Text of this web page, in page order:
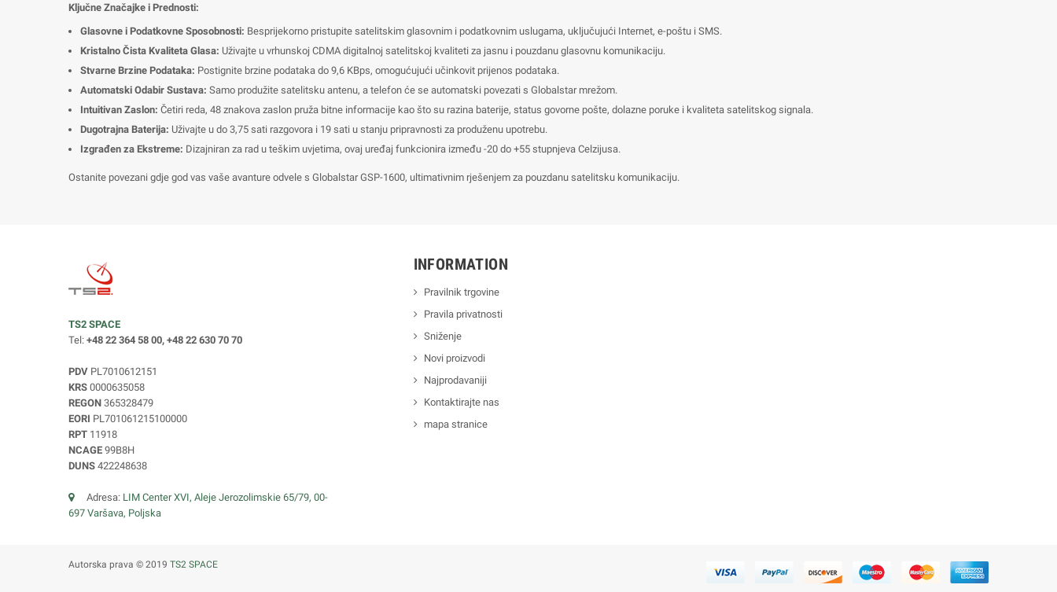
Ključne Značajke i Prednosti:
Glasovne i Podatkovne Sposobnosti: Besprijekorno pristupite satelitskim glasovnim i podatkovnim uslugama, uključujući Internet, e-poštu i SMS.
Kristalno Čista Kvaliteta Glasa: Uživajte u vrhunskoj CDMA digitalnoj satelitskoj kvaliteti za jasnu i pouzdanu glasovnu komunikaciju.
Stvarne Brzine Podataka: Postignite brzine podataka do 9,6 KBps, omogućujući učinkovit prijenos podataka.
Automatski Odabir Sustava: Samo produžite satelitsku antenu, a telefon će se automatski povezati s Globalstar mrežom.
Intuitivan Zaslon: Četiri reda, 48 znakova zaslon pruža bitne informacije kao što su razina baterije, status govorne pošte, dolazne poruke i kvaliteta satelitskog signala.
Dugotrajna Baterija: Uživajte u do 3,75 sati razgovora i 19 sati u stanju pripravnosti za produženu upotrebu.
Izgrađen za Ekstreme: Dizajniran za rad u teškim uvjetima, ovaj uređaj funkcionira između -20 do +55 stupnjeva Celzijusa.
Ostanite povezani gdje god vas vaše avanture odvele s Globalstar GSP-1600, ultimativnim rješenjem za pouzdanu satelitsku komunikaciju.
TS2 SPACE
Tel: +48 22 364 58 00, +48 22 630 70 70
PDV PL7010612151
KRS 0000635058
REGON 365328479
EORI PL701061215100000
RPT 11918
NCAGE 99B8H
DUNS 422248638
Adresa: LIM Center XVI, Aleje Jerozolimskie 65/79, 00-
697 Varšava, Poljska
INFORMATION
Pravilnik trgovine
Pravila privatnosti
Sniženje
Novi proizvodi
Najprodavaniji
Kontaktirajte nas
mapa stranice
Autorska prava © 2019 TS2 SPACE